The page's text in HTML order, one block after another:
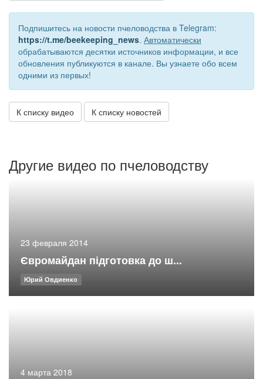
Подпишитесь на новости пчеловодства в Telegram:
https://t.me/beekeeping_news. Автоматически
обрабатываются десятки источников информации, и все
обновления публикуются в канале. Вы узнаете обо всем
одними из первых!
К списку видео К списку новостей
Другие видео по пчеловодству
23 февраля 2014
Євромайдан підготовка до ш...
Юрий Овдиенко
4 марта 2018